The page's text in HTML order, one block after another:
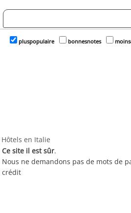
pluspopulaire bonnesnotes
Hôtels en Italie
Ce site il est sûr.
Nous ne demandons pas de mots de
crédit